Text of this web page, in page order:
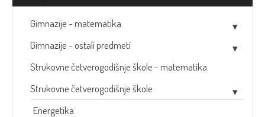
Gimnazije - matematika
Gimnazije - ostali predmeti
Strukovne četverogodišnje škole - matematika
Strukovne četverogodišnje škole
Energetika